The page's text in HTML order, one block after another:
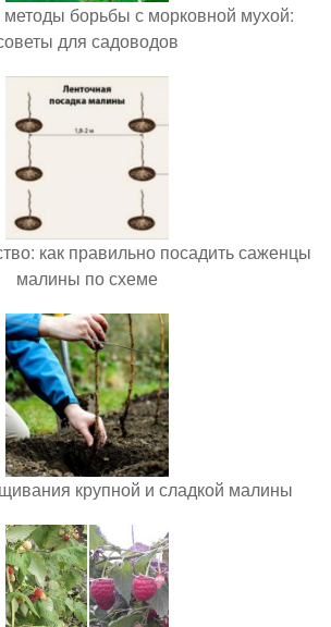
борьбы с морковной мухой:
для садоводов
как правильно посадить саженцы
малины по схеме
крупной и сладкой малины